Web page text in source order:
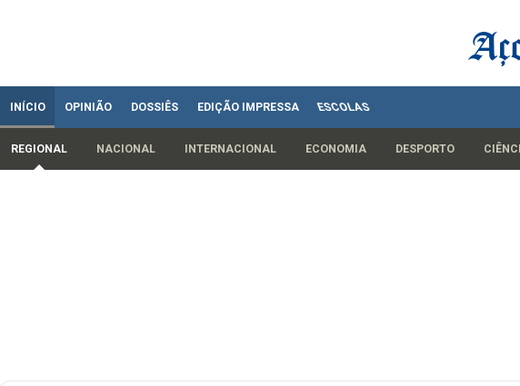
INÍCIO OPINIÃO DOSSIÊS EDIÇÃO IMPRESSA ESCOLAS
REGIONAL NACIONAL INTERNACIONAL ECONOMIA DESPORTO